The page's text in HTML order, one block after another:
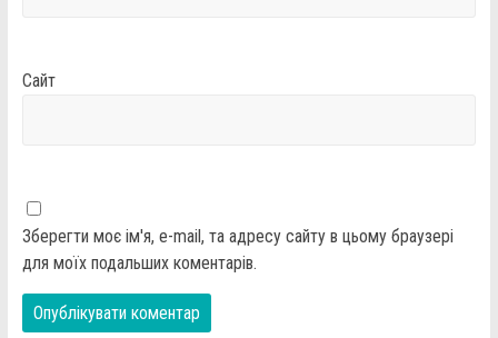
Сайт
Зберегти моє ім'я, e-mail, та адресу сайту в цьому браузері
для моїх подальших коментарів.